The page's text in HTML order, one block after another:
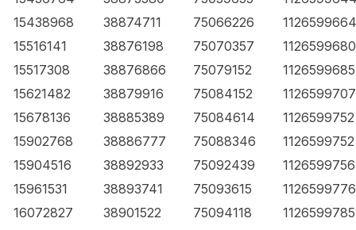
15438968
38874711 75066226
1126599664
15516141
38876198 75070357
1126599680
15517308
38876866 75079152
1126599685
15621482
38879916 75084152
1126599707
15678136
38885389 75084614
1126599752
15902768
38886777 75088346
1126599752
15904516
38892933 75092439
1126599756
15961531
38893741 75093615
1126599776
16072827
38901522 75094118
1126599785